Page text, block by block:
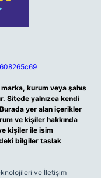
kurum veya şahıs
Sitede yalnızca kendi
Burada yer alan içerikler
ve kişiler hakkında
kişiler ile isim
bilgiler taslak
ve İletişim